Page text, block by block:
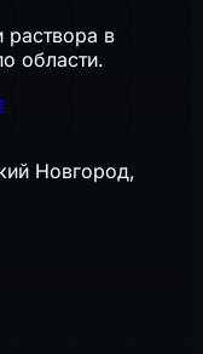
раствора в
области.
Новгород,